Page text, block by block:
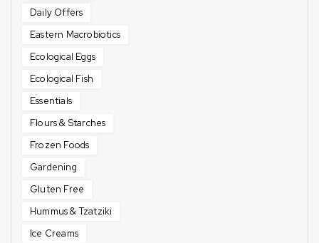
Daily Offers
Eastern Macrobiotics
Ecological Eggs
Ecological Fish
Essentials
Flours & Starches
Frozen Foods
Gardening
Gluten Free
Hummus & Tzatziki
Ice Creams